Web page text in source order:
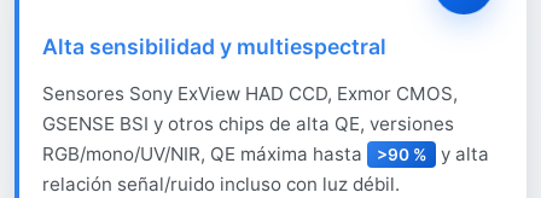
Alta sensibilidad y multiespectral
Sensores Sony ExView HAD CCD, Exmor CMOS,
GSENSE BSI y otros chips de alta QE, versiones
RGB/mono/UV/NIR, QE máxima hasta
>90 %
y alta
relación señal/ruido incluso con luz débil.